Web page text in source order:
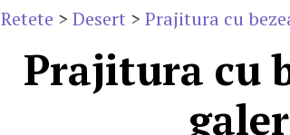
Retete > Desert > Prajitura cu
Prajitura cu